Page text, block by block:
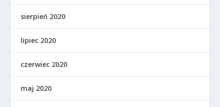
sierpień 2020
lipiec 2020
czerwiec 2020
maj 2020